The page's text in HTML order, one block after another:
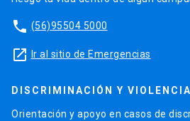
phone (56)95504 5000
launch Ir al sitio de Emergencias
DISCRIMINACIÓN Y VIOLENCIA
Orientación y apoyo en casos de